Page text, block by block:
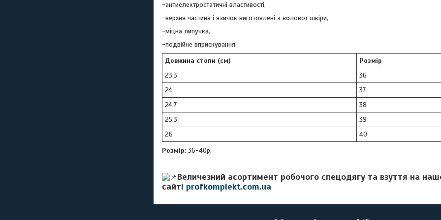
-антиелектростатичні властивості,
-верхня частина і язичок виготовлені з волової шкіри,
-міцна липучка,
-подвійне вприскування.
Довжина стопи (см)
Розмір
23.3
36
24
37
24.7
38
25.3
39
26
40
Розмір: 36-40р.
Величезний асортимент робочого спецодягу та взуття на
сайті profkomplekt.com.ua